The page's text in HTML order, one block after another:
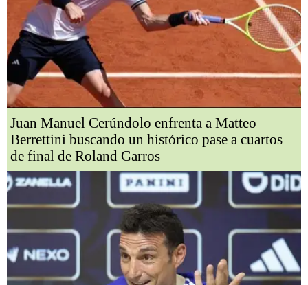
Juan Manuel Cerúndolo enfrenta a Matteo
Berrettini buscando un histórico pase a cuartos
de final de Roland Garros